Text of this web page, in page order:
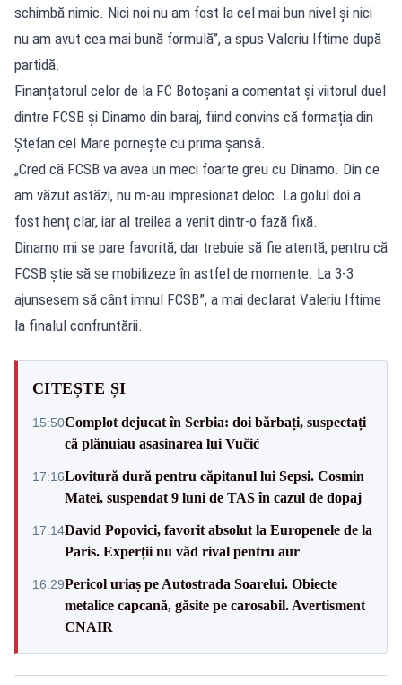
schimbă nimic. Nici noi nu am fost la cel mai bun nivel și nici
nu am avut cea mai bună formulă”, a spus Valeriu Iftime după
partidă.
Finanțatorul celor de la FC Botoșani a comentat și viitorul duel
dintre FCSB și Dinamo din baraj, fiind convins că formația din
Ștefan cel Mare pornește cu prima șansă.
„Cred că FCSB va avea un meci foarte greu cu Dinamo. Din ce
am văzut astăzi, nu m-au impresionat deloc. La golul doi a
fost henț clar, iar al treilea a venit dintr-o fază fixă.
Dinamo mi se pare favorită, dar trebuie să fie atentă, pentru că
FCSB știe să se mobilizeze în astfel de momente. La 3-3
ajunsesem să cânt imnul FCSB”, a mai declarat Valeriu Iftime
la finalul confruntării.
CITEȘTE ȘI
15:50Complot dejucat în Serbia: doi bărbați, suspectați
că plănuiau asasinarea lui Vučić
17:16Lovitură dură pentru căpitanul lui Sepsi. Cosmin
Matei, suspendat 9 luni de TAS în cazul de dopaj
17:14David Popovici, favorit absolut la Europenele de la
Paris. Experții nu văd rival pentru aur
16:29Pericol uriaș pe Autostrada Soarelui. Obiecte
metalice capcană, găsite pe carosabil. Avertisment
CNAIR